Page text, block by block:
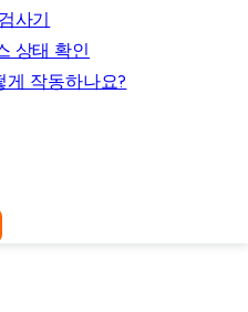
사기
상태 확인
게 작동하나요?